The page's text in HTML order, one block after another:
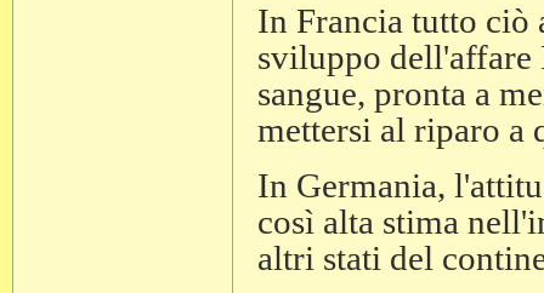
In Francia tutto ciò
sviluppo dell'affare
sangue, pronta a
mettersi al riparo a
In Germania,
così alta stima
altri stati del